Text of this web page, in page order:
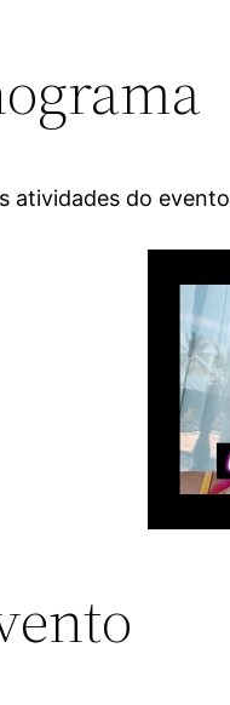
atividades do